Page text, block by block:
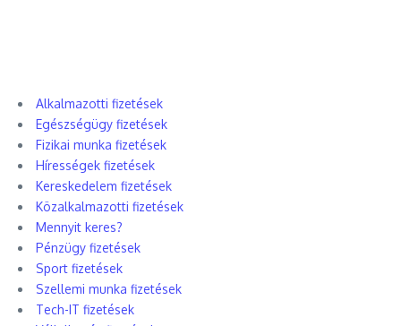
Alkalmazotti fizetések
Egészségügy fizetések
Fizikai munka fizetések
Hírességek fizetések
Kereskedelem fizetések
Közalkalmazotti fizetések
Mennyit keres?
Pénzügy fizetések
Sport fizetések
Szellemi munka fizetések
Tech-IT fizetések